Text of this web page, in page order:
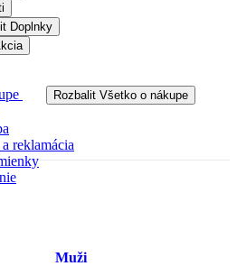
Doplnky
Rozbalit Všetko o nákupe
reklamácia
Muži